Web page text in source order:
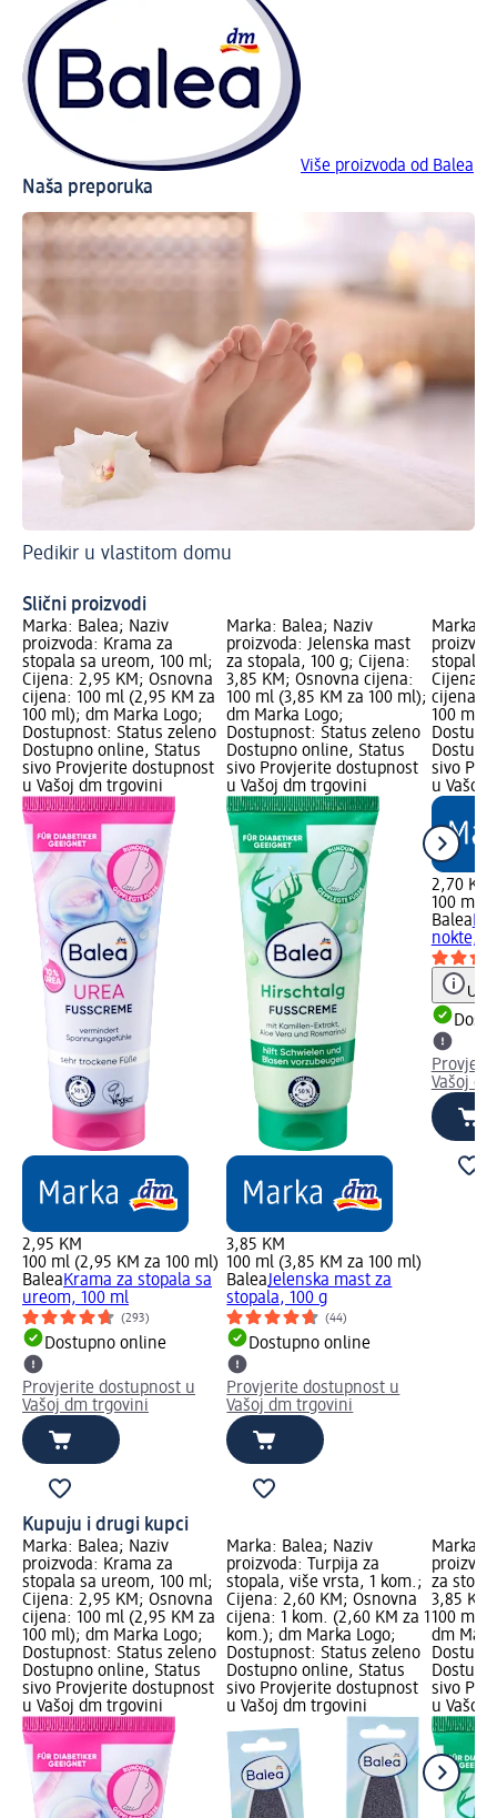
Više proizvoda od Balea
Naša preporuka
Pedikir u vlastitom domu
Slični proizvodi
Marka: Balea; Naziv
proizvoda: Krama za
stopala sa ureom, 100 ml;
Cijena: 2,95 KM; Osnovna
cijena: 100 ml (2,95 KM za
100 ml); dm Marka Logo;
Dostupnost: Status zeleno
Dostupno online, Status
sivo Provjerite dostupnost
u Vašoj dm trgovini
2,95 KM
100 ml (2,95 KM za 100 ml)
BaleaKrama za stopala sa
ureom, 100 ml
(293)
Dostupno online
Provjerite dostupnost u
Vašoj dm trgovini
Marka: Balea; Naziv
proizvoda: Jelenska mast
za stopala, 100 g; Cijena:
3,85 KM; Osnovna cijena:
100 ml (3,85 KM za 100 ml);
dm Marka Logo;
Dostupnost: Status zeleno
Dostupno online, Status
sivo Provjerite dostupnost
u Vašoj dm trgovini
3,85 KM
100 ml (3,85 KM za 100 ml)
BaleaJelenska mast za
stopala, 100 g
(44)
Dostupno online
Provjerite dostupnost u
Vašoj dm trgovini
Marka:
stopala
Cijena:
cijena:
100 ml);
sivo
u Vašoj
2,70 KM
100 ml
Balea
nokte,
Vašoj
Kupuju i drugi kupci
Marka: Balea; Naziv
proizvoda: Krama za
stopala sa ureom, 100 ml;
Cijena: 2,95 KM; Osnovna
cijena: 100 ml (2,95 KM za
100 ml); dm Marka Logo;
Dostupnost: Status zeleno
Dostupno online, Status
sivo Provjerite dostupnost
u Vašoj dm trgovini
Marka: Balea; Naziv
proizvoda: Turpija za
stopala, više vrsta, 1 kom.;
Cijena: 2,60 KM; Osnovna
cijena: 1 kom. (2,60 KM za 1
kom.); dm Marka Logo;
Dostupnost: Status zeleno
Dostupno online, Status
sivo Provjerite dostupnost
u Vašoj dm trgovini
Marka:
za
3,85
100 ml
dm
sivo
u Vašoj